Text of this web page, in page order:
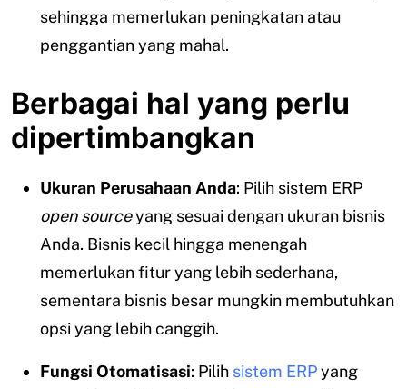
sehingga memerlukan peningkatan atau
penggantian yang mahal.
Berbagai hal yang perlu
dipertimbangkan
Ukuran Perusahaan Anda: Pilih sistem ERP
open sourceyang sesuai dengan ukuran bisnis
Anda. Bisnis kecil hingga menengah
memerlukan fitur yang lebih sederhana,
sementara bisnis besar mungkin membutuhkan
opsi yang lebih canggih.
Fungsi Otomatisasi: Pilih sistem ERPyang